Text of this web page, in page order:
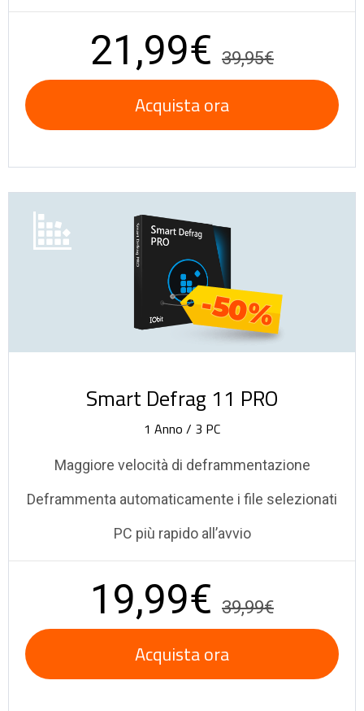
21,99€ 39,95€
Acquista ora
-50%
Smart Defrag 11 PRO
1 Anno / 3 PC
Maggiore velocità di deframmentazione
Deframmenta automaticamente i file selezionati
PC più rapido all’avvio
19,99€ 39,99€
Acquista ora